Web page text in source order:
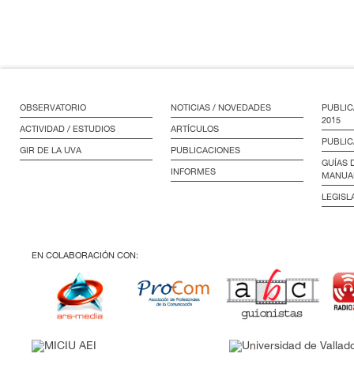
OBSERVATORIO
ACTIVIDAD / ESTUDIOS
GIR DE LA UVA
NOTICIAS / NOVEDADES
ARTÍCULOS
PUBLICACIONES
INFORMES
2015
GUÍAS
EN COLABORACIÓN CON: